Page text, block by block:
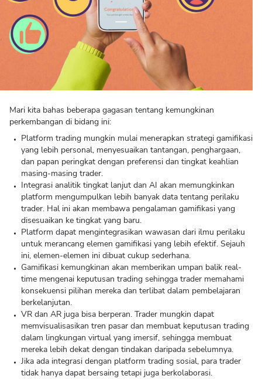
Mari kita bahas beberapa gagasan tentang kemungkinan
perkembangan di bidang ini:
Platform trading mungkin mulai menerapkan strategi gamifikasi
yang lebih personal, menyesuaikan tantangan, penghargaan,
dan papan peringkat dengan preferensi dan tingkat keahlian
masing-masing trader.
Integrasi analitik tingkat lanjut dan AI akan memungkinkan
platform mengumpulkan lebih banyak data tentang perilaku
trader. Hal ini akan membawa pengalaman gamifikasi yang
disesuaikan ke tingkat yang baru.
Platform dapat mengintegrasikan wawasan dari ilmu perilaku
untuk merancang elemen gamifikasi yang lebih efektif. Sejauh
ini, elemen-elemen ini dibuat cukup sederhana.
Gamifikasi kemungkinan akan memberikan umpan balik real-
time mengenai keputusan trading sehingga trader memahami
konsekuensi pilihan mereka dan terlibat dalam pembelajaran
berkelanjutan.
VR dan AR juga bisa berperan. Trader mungkin dapat
memvisualisasikan tren pasar dan membuat keputusan trading
dalam lingkungan virtual yang imersif, sehingga membuat
mereka lebih dekat dengan tindakan daripada sebelumnya.
Jika ada integrasi dengan platform trading sosial, para trader
tidak hanya dapat bersaing tetapi juga berkolaborasi.